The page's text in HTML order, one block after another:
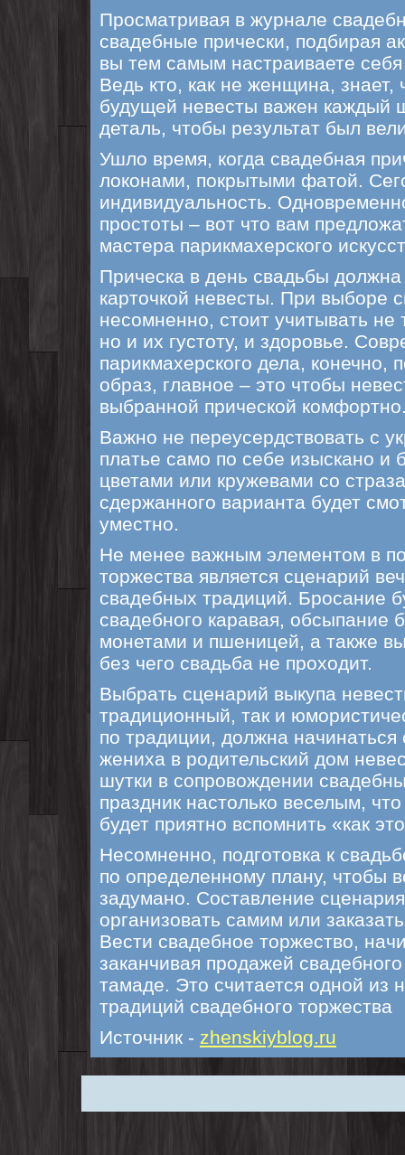
Просматривая в журнале
свадебные прически, подбирая
вы тем самым настраиваете
Ведь кто, как не женщина, знает,
будущей невесты важен каждый
деталь, чтобы результат был
Ушло время, когда свадебная
локонами, покрытыми фатой.
индивидуальность.
простоты – вот что вам
мастера парикмахерского
Прическа в день свадьбы
карточкой невесты. При выборе
несомненно, стоит учитывать не
но и их густоту, и здоровье.
парикмахерского дела, конечно,
образ, главное – это чтобы
выбранной прической
Важно не переусердствовать с
платье само по себе изыскано и
цветами или кружевами со
сдержанного варианта будет
уместно.
Не менее важным элементом в
торжества является сценарий
свадебных традиций. Бросание
свадебного каравая, обсыпание
монетами и пшеницей, а также
без чего свадьба не проходит.
Выбрать сценарий выкупа
традиционный, так и
по традиции, должна начинаться
жениха в родительский дом
шутки в сопровождении
праздник настолько веселым,
будет приятно вспомнить «как
Несомненно, подготовка к
по определенному плану, чтобы
задумано. Составление
организовать самим или
Вести свадебное торжество,
заканчивая продажей
тамаде. Это считается одной из
традиций свадебного торжества
Источник - zhenskiyblog.ru